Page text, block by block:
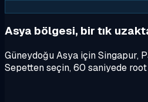
Asya bölgesi, bir tık
Güneydoğu Asya için Singapur,
Sepetten seçin, 60 saniyede root